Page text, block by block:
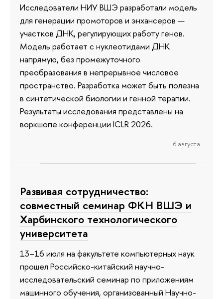
Исследователи НИУ ВШЭ разработали модель
для генерации промоторов и энхансеров —
участков ДНК, регулирующих работу генов.
Модель работает с нуклеотидами ДНК
напрямую, без промежуточного
преобразования в непрерывное числовое
пространство. Разработка может быть полезна
в синтетической биологии и генной терапии.
Результаты исследования представлены на
воркшопе конференции ICLR 2026.
6 августа
Развивая сотрудничество:
совместный семинар ФКН ВШЭ и
Харбинского технологического
университета
13–16 июля на факультете компьютерных наук
прошел Российско-китайский научно-
исследовательский семинар по приложениям
машинного обучения, организованный Научно-